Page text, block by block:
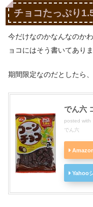
チョコたっぷり
今だけなのかなんなのか
ョコにはそう書いてありま
期間限定なのだとしたら
でん六
posted with
でん六
Yahoo